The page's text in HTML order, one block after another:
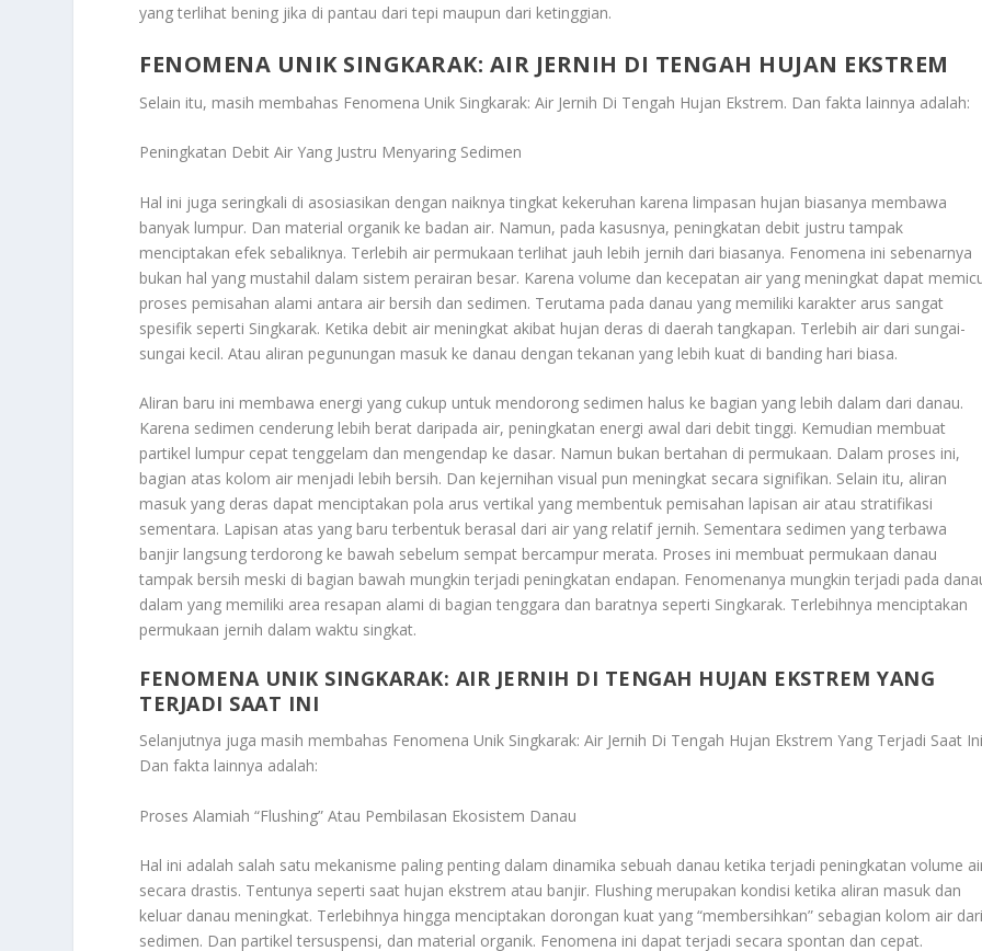
yang terlihat bening jika di pantau dari tepi maupun dari ketinggian.
FENOMENA UNIK SINGKARAK: AIR JERNIH DI TENGAH HUJAN EKSTREM
Selain itu, masih membahas Fenomena Unik Singkarak: Air Jernih Di Tengah Hujan Ekstrem. Dan fakta lainnya adalah:
Peningkatan Debit Air Yang Justru Menyaring Sedimen
Hal ini juga seringkali di asosiasikan dengan naiknya tingkat kekeruhan karena limpasan hujan biasanya membawa
banyak lumpur. Dan material organik ke badan air. Namun, pada kasusnya, peningkatan debit justru tampak
menciptakan efek sebaliknya. Terlebih air permukaan terlihat jauh lebih jernih dari biasanya. Fenomena ini sebenarnya
bukan hal yang mustahil dalam sistem perairan besar. Karena volume dan kecepatan air yang meningkat dapat
proses pemisahan alami antara air bersih dan sedimen. Terutama pada danau yang memiliki karakter arus sangat
spesifik seperti Singkarak. Ketika debit air meningkat akibat hujan deras di daerah tangkapan. Terlebih air dari sungai-
sungai kecil. Atau aliran pegunungan masuk ke danau dengan tekanan yang lebih kuat di banding hari biasa.
Aliran baru ini membawa energi yang cukup untuk mendorong sedimen halus ke bagian yang lebih dalam dari danau.
Karena sedimen cenderung lebih berat daripada air, peningkatan energi awal dari debit tinggi. Kemudian membuat
partikel lumpur cepat tenggelam dan mengendap ke dasar. Namun bukan bertahan di permukaan. Dalam proses ini,
bagian atas kolom air menjadi lebih bersih. Dan kejernihan visual pun meningkat secara signifikan. Selain itu, aliran
masuk yang deras dapat menciptakan pola arus vertikal yang membentuk pemisahan lapisan air atau stratifikasi
sementara. Lapisan atas yang baru terbentuk berasal dari air yang relatif jernih. Sementara sedimen yang terbawa
banjir langsung terdorong ke bawah sebelum sempat bercampur merata. Proses ini membuat permukaan danau
tampak bersih meski di bagian bawah mungkin terjadi peningkatan endapan. Fenomenanya mungkin terjadi pada
dalam yang memiliki area resapan alami di bagian tenggara dan baratnya seperti Singkarak. Terlebihnya menciptakan
permukaan jernih dalam waktu singkat.
FENOMENA UNIK SINGKARAK: AIR JERNIH DI TENGAH HUJAN EKSTREM YANG
TERJADI SAAT INI
Selanjutnya juga masih membahas Fenomena Unik Singkarak: Air Jernih Di Tengah Hujan Ekstrem Yang Terjadi Saat
Dan fakta lainnya adalah:
Proses Alamiah “Flushing” Atau Pembilasan Ekosistem Danau
Hal ini adalah salah satu mekanisme paling penting dalam dinamika sebuah danau ketika terjadi peningkatan volume
secara drastis. Tentunya seperti saat hujan ekstrem atau banjir. Flushing merupakan kondisi ketika aliran masuk dan
keluar danau meningkat. Terlebihnya hingga menciptakan dorongan kuat yang “membersihkan” sebagian kolom air
sedimen. Dan partikel tersuspensi, dan material organik. Fenomena ini dapat terjadi secara spontan dan cepat.